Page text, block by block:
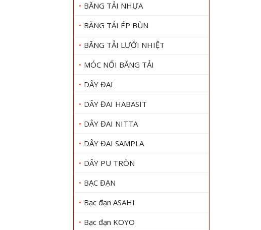
BĂNG TẢI NHỰA
BĂNG TẢI ÉP BÙN
BĂNG TẢI LƯỚI NHIỆT
MÓC NỐI BĂNG TẢI
DÂY ĐAI
DÂY ĐAI HABASIT
DÂY ĐAI NITTA
DÂY ĐAI SAMPLA
DÂY PU TRÒN
BẠC ĐẠN
Bạc đạn ASAHI
Bạc đạn KOYO